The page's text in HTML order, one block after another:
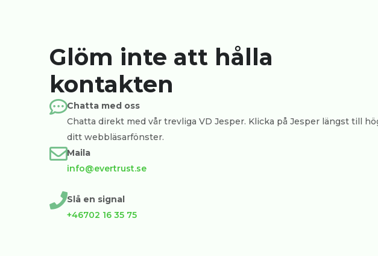
Glöm inte att hålla
kontakten
Chatta med oss
Chatta direkt med vår trevliga VD Jesper. Klicka på Jesper längst till
ditt webbläsarfönster.
Maila
info@evertrust.se
Slå en signal
+46702 16 35 75